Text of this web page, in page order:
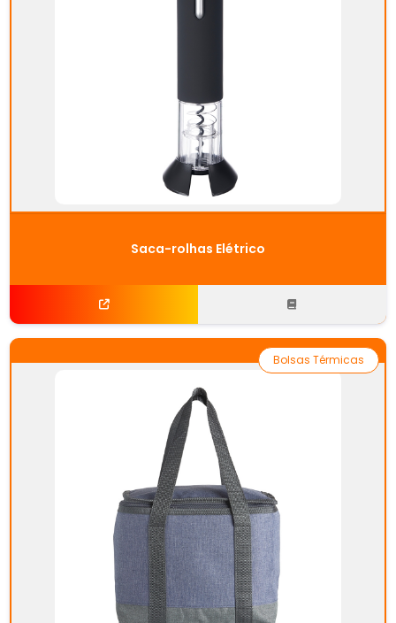
Saca-rolhas Elétrico
Bolsas Térmicas